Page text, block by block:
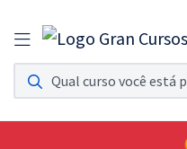
Assinatura Ilimitada 11
Acesso a todos os cursos. Teste
Assinatura OAB Até